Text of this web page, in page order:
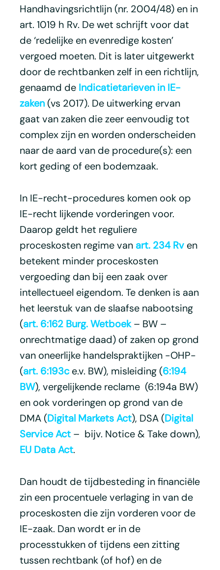
Handhavingsrichtlijn (nr. 2004/48) en in
art. 1019 h Rv. De wet schrijft voor dat
de ‘redelijke en evenredige kosten’
vergoed moeten. Dit is later uitgewerkt
door de rechtbanken zelf in een richtlijn,
genaamd de Indicatietarieven in IE-
zaken (vs 2017). De uitwerking ervan
gaat van zaken die zeer eenvoudig tot
complex zijn en worden onderscheiden
naar de aard van de procedure(s): een
kort geding of een bodemzaak.
In IE-recht-procedures komen ook op
IE-recht lijkende vorderingen voor.
Daarop geldt het reguliere
proceskosten regime van art. 234 Rv en
betekent minder proceskosten
vergoeding dan bij een zaak over
intellectueel eigendom. Te denken is aan
het leerstuk van de slaafse nabootsing
(art. 6:162 Burg. Wetboek– BW –
onrechtmatige daad) of zaken op grond
van oneerlijke handelspraktijken -OHP-
(art. 6:193ce.v. BW), misleiding (6:194
BW), vergelijkende reclame (6:194a BW)
en ook vorderingen op grond van de
DMA (Digital Markets Act), DSA (Digital
Service Act – bijv. Notice & Take down),
EU Data Act.
Dan houdt de tijdbesteding in financiële
zin een procentuele verlaging in van de
proceskosten die zijn vorderen voor de
IE-zaak. Dan wordt er in de
processtukken of tijdens een zitting
tussen rechtbank (of hof) en de